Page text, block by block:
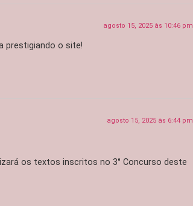
agosto 15, 2025 às 10:46 pm
prestigiando o site!
agosto 15, 2025 às 6:44 pm
os textos inscritos no 3° Concurso deste